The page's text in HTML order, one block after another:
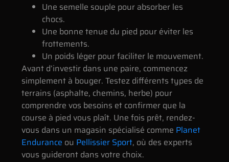
Une semelle souple pour absorber les
chocs.
Une bonne tenue du pied pour éviter les
frottements.
Un poids léger pour faciliter le mouvement.
Avant d’investir dans une paire, commencez
simplement à bouger. Testez différents types de
terrains (asphalte, chemins, herbe) pour
comprendre vos besoins et confirmer que la
course à pied vous plaît. Une fois prêt, rendez-
vous dans un magasin spécialisé comme Planet
Endurance ou Pellissier Sport, où des experts
vous guideront dans votre choix.